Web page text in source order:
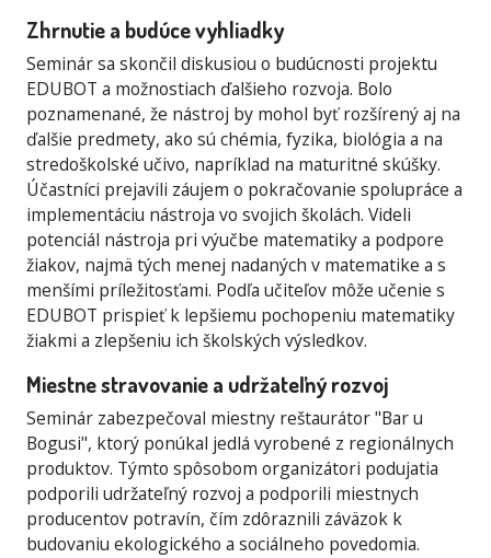
Zhrnutie a budúce vyhliadky
Seminár sa skončil diskusiou o budúcnosti projektu
EDUBOT a možnostiach ďalšieho rozvoja. Bolo
poznamenané, že nástroj by mohol byť rozšírený aj na
ďalšie predmety, ako sú chémia, fyzika, biológia a na
stredoškolské učivo, napríklad na maturitné skúšky.
Účastníci prejavili záujem o pokračovanie spolupráce a
implementáciu nástroja vo svojich školách. Videli
potenciál nástroja pri výučbe matematiky a podpore
žiakov, najmä tých menej nadaných v matematike a s
menšími príležitosťami. Podľa učiteľov môže učenie s
EDUBOT prispieť k lepšiemu pochopeniu matematiky
žiakmi a zlepšeniu ich školských výsledkov.
Miestne stravovanie a udržateľný rozvoj
Seminár zabezpečoval miestny reštaurátor "Bar u
Bogusi", ktorý ponúkal jedlá vyrobené z regionálnych
produktov. Týmto spôsobom organizátori podujatia
podporili udržateľný rozvoj a podporili miestnych
producentov potravín, čím zdôraznili záväzok k
budovaniu ekologického a sociálneho povedomia.